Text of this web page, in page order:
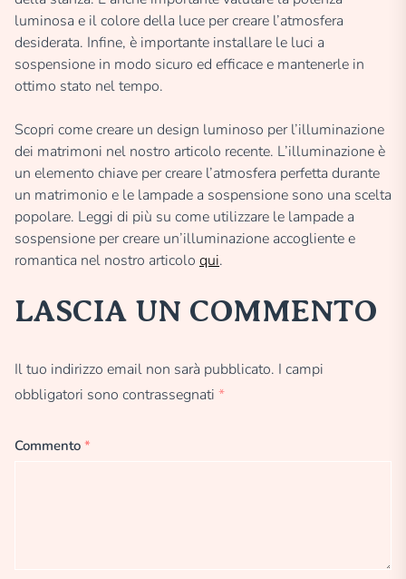
luminosa e il colore della luce per creare l’atmosfera
desiderata. Infine, è importante installare le luci a
sospensione in modo sicuro ed efficace e mantenerle in
ottimo stato nel tempo.
Scopri come creare un design luminoso per l’illuminazione
dei matrimoni nel nostro articolo recente. L’illuminazione è
un elemento chiave per creare l’atmosfera perfetta durante
un matrimonio e le lampade a sospensione sono una scelta
popolare. Leggi di più su come utilizzare le lampade a
sospensione per creare un’illuminazione accogliente e
romantica nel nostro articolo qui.
LASCIA UN COMMENTO
Il tuo indirizzo email non sarà pubblicato. I campi
obbligatori sono contrassegnati *
Commento *